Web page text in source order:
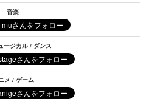
音楽
ージカル / ダンス
メ / ゲーム